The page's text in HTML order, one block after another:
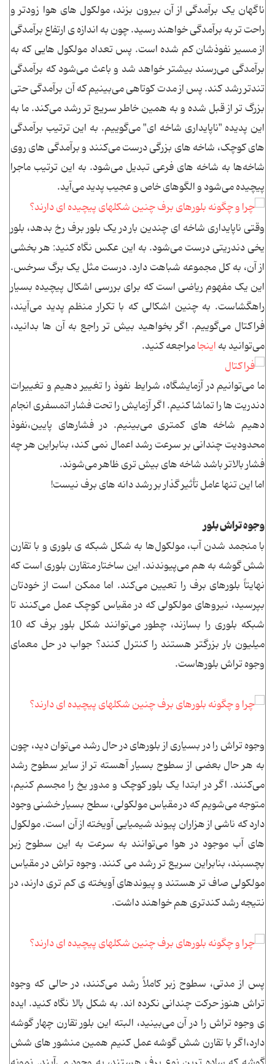
ناگهان یک برآمدگی از آن بیرون بزند، مولکول های هوا زودتر و
راحت تر به برآمدگی خواهند رسید. چون به اندازه ی ارتفاع برآمدگی
از مسیر نفوذشان کم شده است. پس تعداد مولکول هایی که به
برآمدگی می‌رسند بیشتر خواهد شد و باعث می‌شود که برآمدگی
تندتر رشد کند. پس از مدت کوتاهی می‌بینیم که آن برآمدگی حتی
بزرگ تر از قبل شده و به همین خاطر سریع تر رشد می‌کند. ما به
این پدیده "ناپایداری شاخه ای" می‌گوییم. به این ترتیب برآمدگی
های کوچک، شاخه های بزرگی درست می‌کنند و برآمدگی های روی
شاخه‌ها به شاخه های فرعی تبدیل می‌شود. به این ترتیب ماجرا
پیچیده می‌شود و الگوهای خاص و عجیب پدید می‌آید.
وقتی ناپایداری شاخه ای چندین بار در یک بلور برف رخ بدهد، بلور
یخی دندریتی درست می‌شود. به این عکس نگاه کنید: هر بخشی
از آن، به کل مجموعه شباهت دارد. درست مثل یک برگ سرخس.
این یک مفهوم ریاضی است که برای بررسی اشکال پیچیده بسیار
راهگشاست. به چنین اشکالی که با تکرار منظم پدید می‌آیند،
فراکتال می‌گوییم. اگر بخواهید بیش تر راجع به آن ها بدانید،
می‌توانید بهاینجامراجعه کنید.
ما می‌توانیم در آزمایشگاه، شرایط نفوذ را تغییر دهیم و تغییرات
دندریت ها را تماشا کنیم. اگر آزمایش را تحت فشار اتمسفری انجام
دهیم شاخه های کمتری می‌بینیم. در فشارهای پایین،نفوذ
محدودیت چندانی بر سرعت رشد اعمال نمی کند، بنابراین هر چه
فشار بالاتر باشد شاخه های بیش تری ظاهر می‌شوند.
اما این تنها عامل تأثیر گذار بر رشد دانه های برف نیست!
وجوه تراش بلور
با منجمد شدن آب، مولکول‌ها به شکل شبکه ی بلوری و با تقارن
شش گوشه به هم می‌پیوندند. این ساختار متقارن بلوری است که
نهایتاً بلورهای برف را تعیین می‌کند. اما ممکن است از خودتان
بپرسید، نیروهای مولکولی که در مقیاس کوچک عمل می‌کنند تا
شبکه بلوری را بسازند، چطور می‌توانند شکل بلور برف که 10
میلیون بار بزرگتر هستند را کنترل کنند؟ جواب در حل معمای
وجوه تراش بلورهاست.
وجوه تراش را در بسیاری از بلورهای در حال رشد می‌توان دید، چون
به هر حال بعضی از سطوح بسیار آهسته تر از سایر سطوح رشد
می‌کنند. اگر در ابتدا یک بلور کوچک و مدور یخ را مجسم کنیم،
متوجه می‌شویم که در مقیاس مولکولی، سطح بسیار خشنی وجود
دارد که ناشی از هزاران پیوند شیمیایی آویخته از آن است. مولکول
های آب موجود در هوا می‌توانند به سرعت به این سطوح زبر
بچسبند، بنابراین سریع تر رشد می کنند. وجوه تراش در مقیاس
مولکولی صاف تر هستند و پیوندهای آویخته ی کم تری دارند، در
نتیجه رشد کندتری هم خواهند داشت.
پس از مدتی، سطوح زبر کاملاً رشد می‌کنند، در حالی که وجوه
تراش هنوز حرکت چندانی نکرده اند. به شکل بالا نگاه کنید. ایده
ی وجوه تراش را در آن می‌بینید، البته این بلور تقارن چهار گوشه
دارد،اگر با تقارن شش گوشه عمل کنیم همین منشور های شش